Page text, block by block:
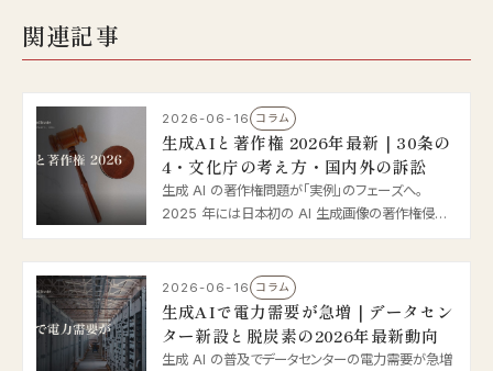
関連記事
2026-06-16 コラム
生成AIと著作権 2026年最新｜30条の
4・文化庁の考え方・国内外の訴訟
生成 AI の著作権問題が「実例」のフェーズへ。
2025 年には日本初の AI 生成画像の著作権侵害
え、企業が実務で気をつけるべき点を 2026 年最新
情報で整理します。
2026-06-16 コラム
生成AIで電力需要が急増｜データセン
ター新設と脱炭素の2026年最新動向
生成 AI の普及でデータセンターの電力需要が急増